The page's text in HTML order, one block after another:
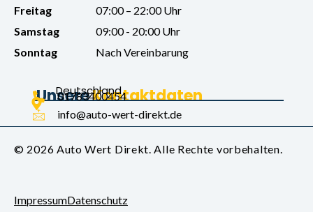
Freitag
Samstag
Sonntag
07:00 – 22:00 Uhr
09:00 - 20:00 Uhr
Nach Vereinbarung
UnsereKontaktdaten
Deutschland
01783400454
info@auto-wert-direkt.de
© 2026 Auto Wert Direkt. Alle Rechte vorbehalten.
ImpressumDatenschutz